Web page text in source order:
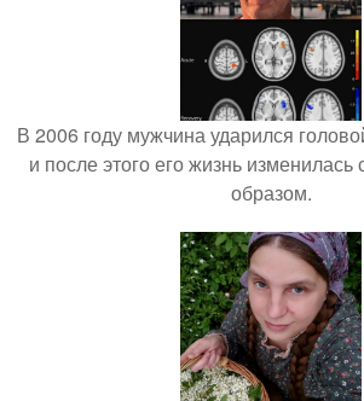
В 2006 году мужчина ударился
и после этого его жизнь
образом.